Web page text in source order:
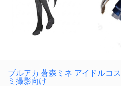
ブルアカ 蒼森ミネ アイドルコ
ミ撮影向け